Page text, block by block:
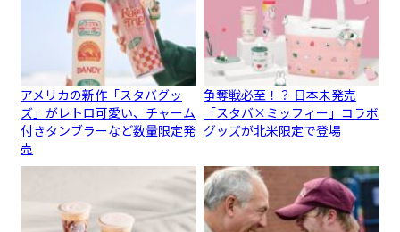
アメリカの新作「スタバグッ
ズ」がレトロ可愛い、チャーム
付きタンブラーなど数量限定発
売
争奪戦必至！？ 日本未発売
「スタバ×ミッフィー」コラボ
グッズが北米限定で登場